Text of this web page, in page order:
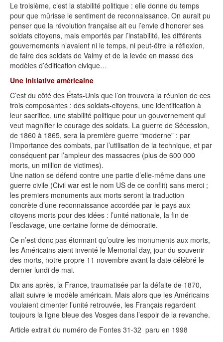
Le troisième, c’est la stabilité politique : elle donne du temps
pour que mûrisse le sentiment de reconnaissance. On aurait pu
penser que la révolution française ait eu l’envie d’honorer ses
soldats citoyens, mais emportés par l’instabilité, les différents
gouvernements n’avaient ni le temps, ni peut-être la réflexion,
de faire des soldats de Valmy et de la levée en masse des
modèles d’édification civique…
Une initiative américaine
C’est du côté des États-Unis que l’on trouvera la réunion de ces
trois composantes : des soldats-citoyens, une identification à
leur sacrifice, une stabilité politique pour un gouvernement qui
veut magnifier le courage des soldats. La guerre de Sécession,
de 1860 à 1865, sera la première guerre “moderne” : par
l’importance des combats, par l’utilisation de la technique, et par
conséquent par l’ampleur des massacres (plus de 600 000
morts, un million de victimes).
Une nation se défend contre une partie d’elle-même dans une
guerre civile (Civil war est le nom US de ce conflit) sans merci ;
les premiers monuments aux morts seront la traduction
concrète d’une reconnaissance accordée par le pays aux
citoyens morts pour des idées : l’unité nationale, la fin de
l’esclavage, une certaine forme de démocratie.
Ce n’est donc pas étonnant qu’outre les monuments aux morts,
les Américains aient inventé le Memorial day, jour du souvenir
des morts, notre propre 11 novembre avant la date célébré le
dernier lundi de mai.
Dix ans après, la France, traumatisée par la défaite de 1870,
allait suivre le modèle américain. Mais alors que les Américains
voulaient cimenter l’unité retrouvée, les Français regardent
toujours la ligne bleue des Vosges dans l’espoir de la revanche.
Article extrait du numéro de Fontes 31-32 paru en 1998